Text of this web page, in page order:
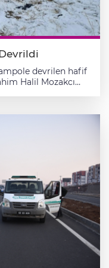
devrilen hafif